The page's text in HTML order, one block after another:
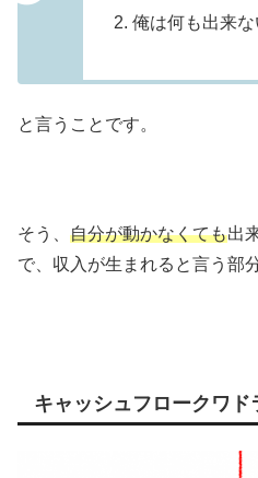
俺は何も出来
と言うことです。
そう、 自分が動かなくても出
で、収入が生まれると言う部
キャッシュフロークワド